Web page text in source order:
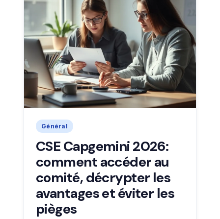
Général
CSE Capgemini 2026:
comment accéder au
comité, décrypter les
avantages et éviter les
pièges